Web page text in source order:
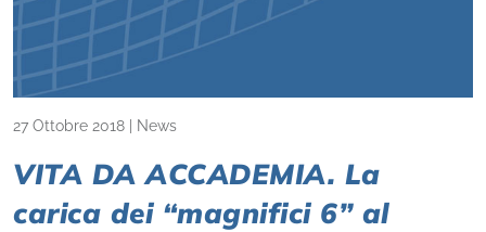
27 Ottobre 2018 News
VITA DA ACCADEMIA. La
carica dei “magnifici 6” al